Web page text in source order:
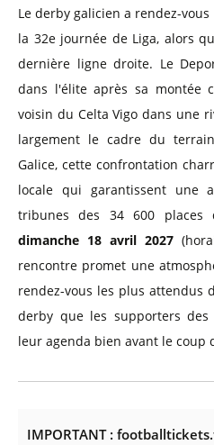
Le derby galicien a rendez-vous
la 32e journée de Liga, alors
dernière ligne droite. Le
dans l'élite après sa montée
voisin du Celta Vigo dans une
largement le cadre du
Galice, cette confrontation
locale qui garantissent une
tribunes des 34 600 places
dimanche 18 avril 2027
rencontre promet une
rendez-vous les plus attendus
derby que les supporters
leur agenda bien avant le coup
IMPORTANT :